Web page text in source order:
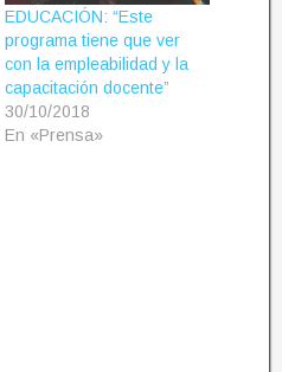
EDUCACIÓN: “Este
programa tiene que ver
con la empleabilidad y la
capacitación docente”
30/10/2018
En «Prensa»